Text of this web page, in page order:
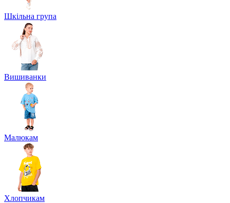
Шкільна група
Вишиванки
Малюкам
Хлопчикам